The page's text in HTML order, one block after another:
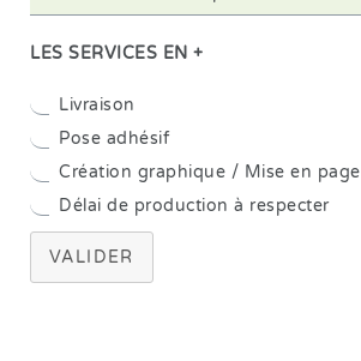
LES SERVICES EN +
Livraison
Pose adhésif
Création graphique / Mise en page
Délai de production à respecter
VALIDER